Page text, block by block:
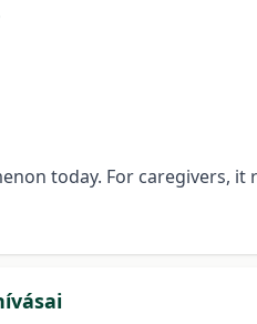
today. For caregivers,